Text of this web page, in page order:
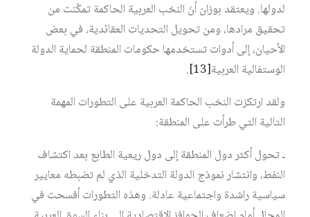
لدولها. ويعتقد بوزان أنَ النخب العربية الحاكمة تمكّنت من
تحقيق مرادها، ومن تحويل التحديات العقائدية، في بعض
الأحيان، إلى أدوات تستخدمها حكومات المنطقة لحماية الدولة
الوستفالية العربية[13]
.
ولقد ارتكزت النخب الحاكمة العربية على التطورات المهمة
التالية التي طرأت على المنطقة:
ـ تحول أكثر دول المنطقة إلى دول ريعية الطابع بعد اكتشاف
النفط، وانتشار نموذج الدولة التدخلية الذي لم تضبطه معايير
سياسية راشدة واجتماعية عادلة. وهذه التطورات أفسحت في